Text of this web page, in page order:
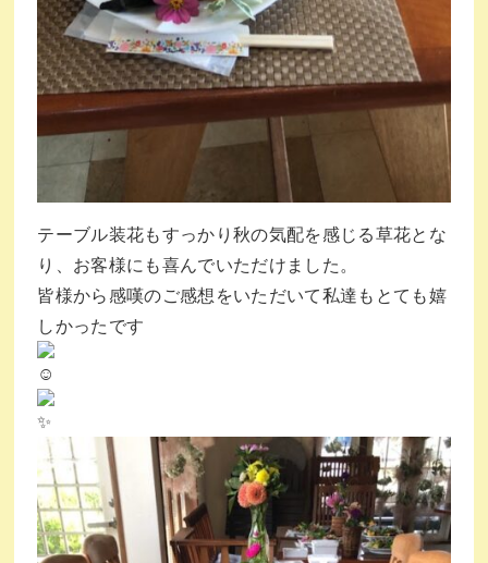
テーブル装花もすっかり秋の気配を感じる草花とな
り、お客様にも喜んでいただけました。
皆様から感嘆のご感想をいただいて私達もとても嬉
しかったです